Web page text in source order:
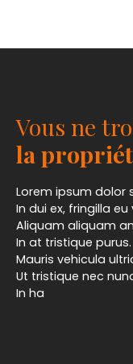
Vous ne
la
Lorem ipsum dolor
In dui ex, fringilla
Aliquam aliquam
In at tristique purus.
Mauris vehicula
Ut tristique nec
In ha